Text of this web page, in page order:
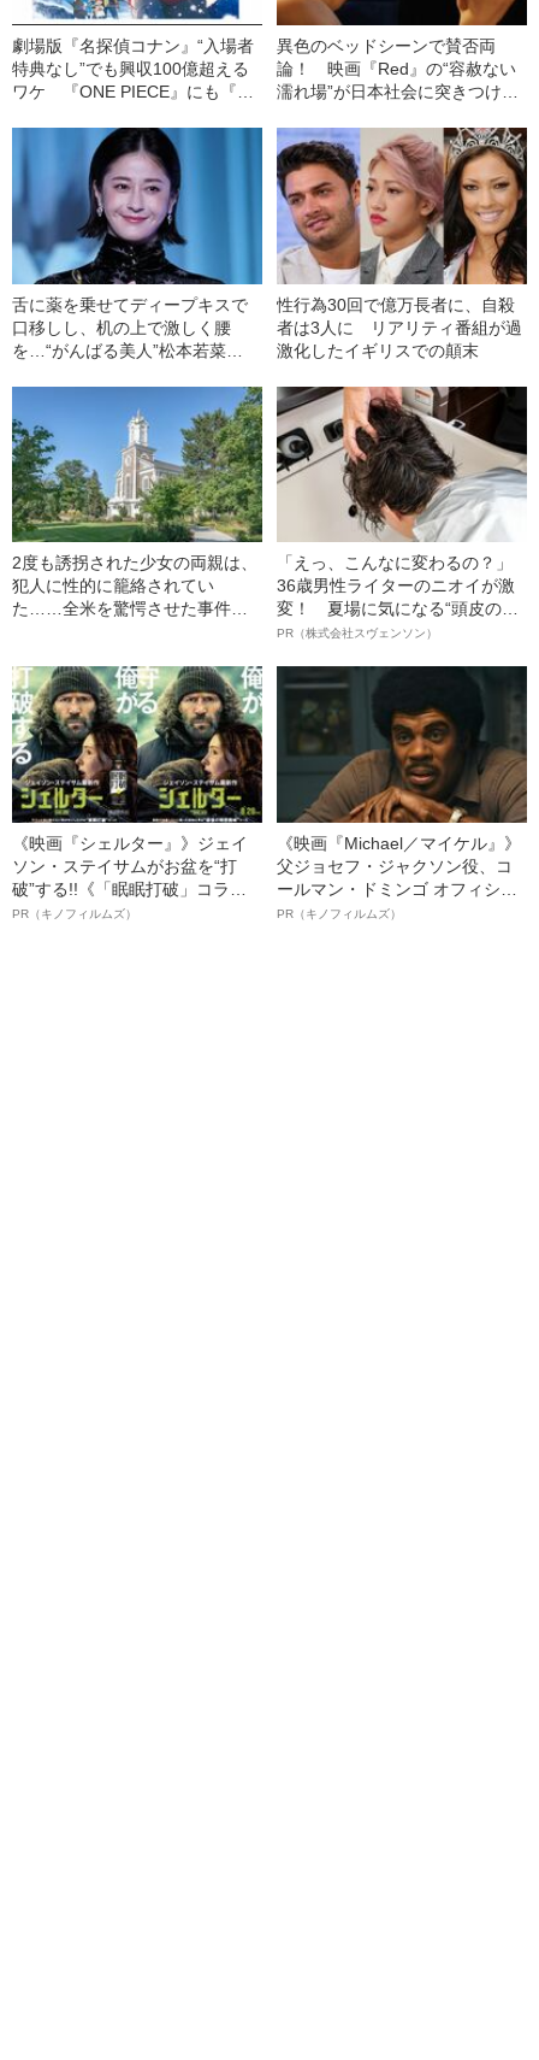
劇場版『名探偵コナン』“入場者
特典なし”でも興収100億超える
ワケ 『ONE PIECE』にも『鬼
異色のベッドシーンで賛否両
論！ 映画『Red』の“容赦ない
濡れ場”が日本社会に突きつけた
舌に薬を乗せてディープキスで
口移しし、机の上で激しく腰
を…“がんばる美人”松本若菜
性行為30回で億万長者に、自殺
者は3人に リアリティ番組が過
激化したイギリスでの顛末
2度も誘拐された少女の両親は、
犯人に性的に籠絡されてい
た……全米を驚愕させた事件と
「えっ、こんなに変わるの？」
36歳男性ライターのニオイが激
変！ 夏場に気になる“頭皮のニ
オイ”や“ベタつき”を解消す
ト”が生み出した徹底ケアとは
PR（株式会社スヴェンソン）
《映画『シェルター』》ジェイ
ソン・ステイサムがお盆を“打
破”する!!《「眠眠打破」コラ
ボ》
PR（キノフィルムズ）
《映画『Michael／マイケル』》
父ジョセフ・ジャクソン役、コ
ールマン・ドミンゴ オフィシャ
ルインタビュー“観客を魅了した
PR（キノフィルムズ）